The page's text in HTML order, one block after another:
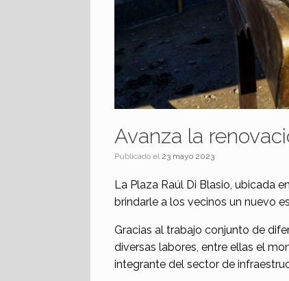
Avanza la
Publicado el 23 mayo 2023
La Plaza Raúl Di Blasio, ubicada
brindarle a los vecinos un nuevo
Gracias al trabajo conjunto de
diversas labores, entre ellas el
integrante del sector de